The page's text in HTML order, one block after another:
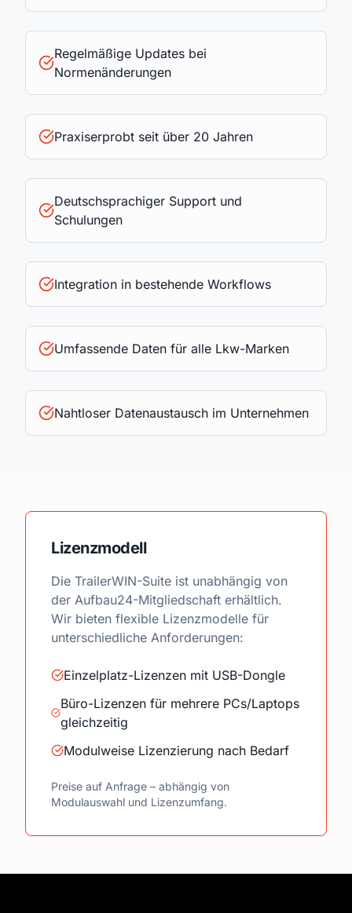
Regelmäßige Updates bei
Normenänderungen
Praxiserprobt seit über 20 Jahren
Deutschsprachiger Support und
Schulungen
Integration in bestehende Workflows
Umfassende Daten für alle Lkw-Marken
Nahtloser Datenaustausch im Unternehmen
Lizenzmodell
Die TrailerWIN-Suite ist unabhängig von
der Aufbau24-Mitgliedschaft erhältlich.
Wir bieten flexible Lizenzmodelle für
unterschiedliche Anforderungen:
Einzelplatz-Lizenzen mit USB-Dongle
Büro-Lizenzen für mehrere PCs/Laptops
gleichzeitig
Modulweise Lizenzierung nach Bedarf
Preise auf Anfrage – abhängig von
Modulauswahl und Lizenzumfang.